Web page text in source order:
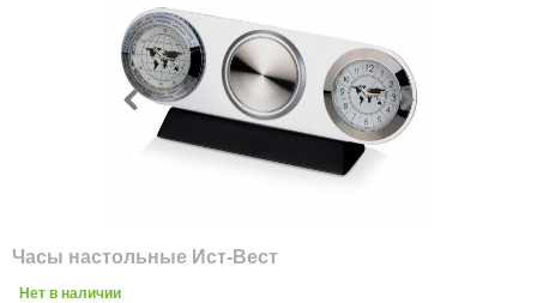
Часы настольные Ист-Вест
Нет в наличии